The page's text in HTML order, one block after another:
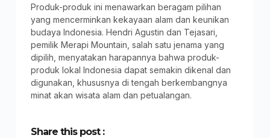
Produk-produk ini menawarkan beragam pilihan
yang mencerminkan kekayaan alam dan keunikan
budaya Indonesia. Hendri Agustin dan Tejasari,
pemilik Merapi Mountain, salah satu jenama yang
dipilih, menyatakan harapannya bahwa produk-
produk lokal Indonesia dapat semakin dikenal dan
digunakan, khususnya di tengah berkembangnya
minat akan wisata alam dan petualangan.
Share this post :